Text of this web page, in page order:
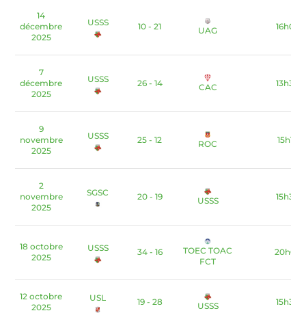
14
décembre
2025
USSS 10 - 21 UAG 16h00
7
décembre
2025
USSS 26 - 14 CAC 13h30
9
novembre
2025
USSS 25 - 12 ROC 15h15
2
novembre
2025
SGSC 20 - 19 USSS 15h30
18 octobre
2025
USSS 34 - 16
TOEC TOAC
FCT
20h00
12 octobre
2025
USL 19 - 28 USSS 15h30